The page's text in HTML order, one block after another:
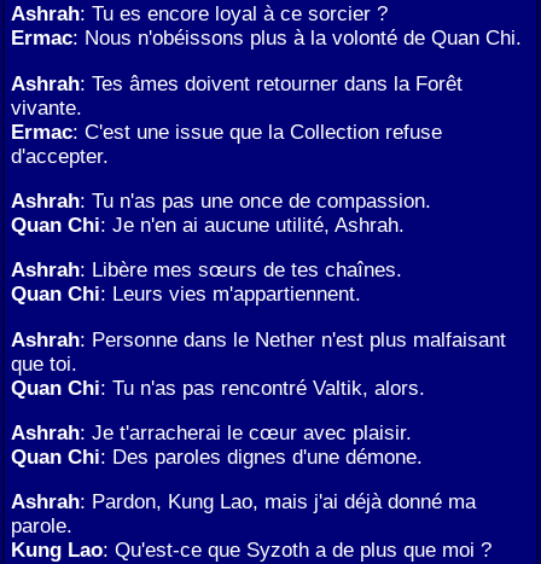
Ashrah: Tu es encore loyal à ce sorcier ?
Ermac: Nous n'obéissons plus à la volonté de Quan Chi.
Ashrah: Tes âmes doivent retourner dans la Forêt
vivante.
Ermac: C'est une issue que la Collection refuse
d'accepter.
Ashrah: Tu n'as pas une once de compassion.
Quan Chi: Je n'en ai aucune utilité, Ashrah.
Ashrah: Libère mes sœurs de tes chaînes.
Quan Chi: Leurs vies m'appartiennent.
Ashrah: Personne dans le Nether n'est plus malfaisant
que toi.
Quan Chi: Tu n'as pas rencontré Valtik, alors.
Ashrah: Je t'arracherai le cœur avec plaisir.
Quan Chi: Des paroles dignes d'une démone.
Ashrah: Pardon, Kung Lao, mais j'ai déjà donné ma
parole.
Kung Lao: Qu'est-ce que Syzoth a de plus que moi ?